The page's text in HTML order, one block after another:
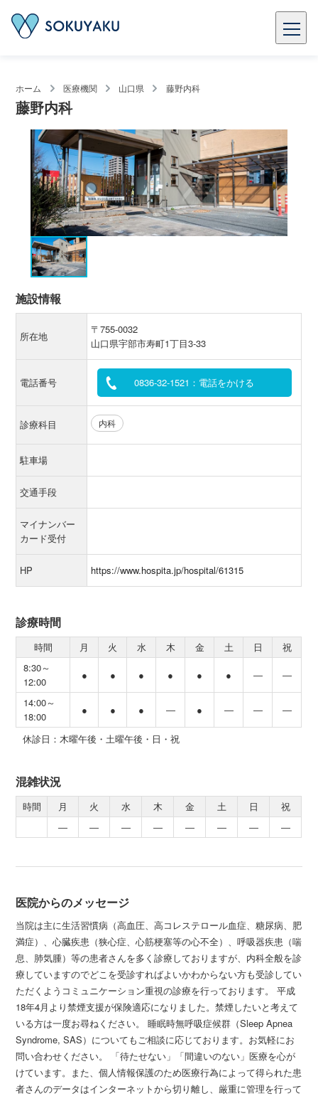
ホーム 医療機関 山口県 藤野内科
藤野内科
施設情報
所在地
〒755-0032
山口県宇部市寿町1丁目3-33
電話番号 0836-32-1521：電話をかける
診療科目 内科
駐車場
交通手段
マイナンバー
カード受付
HP https://www.hospita.jp/hospital/61315
診療時間
時間 月 火 水 木 金 土 日
祝
8:30～
12:00
● ● ● ● ● ● ― ―
14:00～
18:00
● ● ● ― ● ― ― ―
休診日：木曜午後・土曜午後・日・祝
混雑状況
時間 月 火 水 木 金 土 日
祝
―
― ― ― ― ― ― ―
医院からのメッセージ
当院は主に生活習慣病（高血圧、高コレステロール血症、糖尿病、肥
満症）、心臓疾患（狭心症、心筋梗塞等の心不全）、呼吸器疾患（喘
息、肺気腫）等の患者さんを多く診療しておりますが、内科全般を診
療していますのでどこを受診すればよいかわからない方も受診してい
ただくようコミュニケーション重視の診療を行っております。 平成
18年4月より禁煙支援が保険適応になりました。禁煙したいと考えて
いる方は一度お尋ねください。 睡眠時無呼吸症候群（Sleep Apnea
Syndrome, SAS）についてもご相談に応じております。お気軽にお
問い合わせください。 「待たせない」「間違いのない」医療を心が
けています。また、個人情報保護のため医療行為によって得られた患
者さんのデータはインターネットから切り離し、厳重に管理を行って